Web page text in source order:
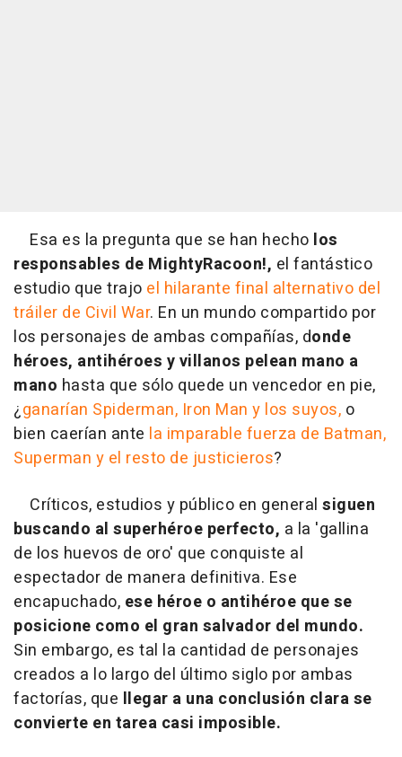
Esa es la pregunta que se han hecho los
responsables de MightyRacoon!, el fantástico
estudio que trajo el hilarante final alternativo del
tráiler de Civil War. En un mundo compartido por
los personajes de ambas compañías, donde
héroes, antihéroes y villanos pelean mano a
mano hasta que sólo quede un vencedor en pie,
¿ganarían Spiderman, Iron Man y los suyos, o
bien caerían ante la imparable fuerza de Batman,
Superman y el resto de justicieros?
Críticos, estudios y público en general siguen
buscando al superhéroe perfecto, a la 'gallina
de los huevos de oro' que conquiste al
espectador de manera definitiva. Ese
encapuchado, ese héroe o antihéroe que se
posicione como el gran salvador del mundo.
Sin embargo, es tal la cantidad de personajes
creados a lo largo del último siglo por ambas
factorías, que llegar a una conclusión clara se
convierte en tarea casi imposible.